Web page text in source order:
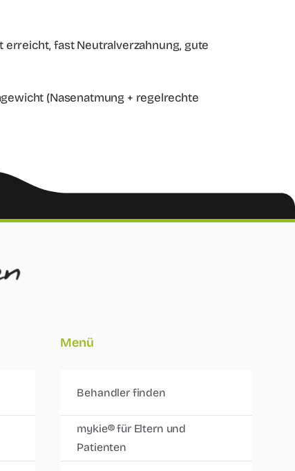
fast Neutralverzahnung, gute
(Nasenatmung + regelrechte
Menü
Behandler finden
mykie® für Eltern und
Patienten